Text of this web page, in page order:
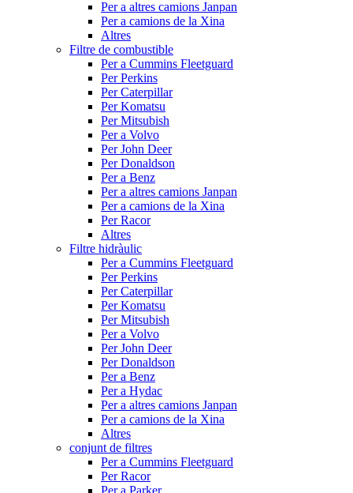
Per a altres camions Janpan
Per a camions de la Xina
Altres
Filtre de combustible
Per a Cummins Fleetguard
Per Perkins
Per Caterpillar
Per Komatsu
Per Mitsubish
Per a Volvo
Per John Deer
Per Donaldson
Per a Benz
Per a altres camions Janpan
Per a camions de la Xina
Per Racor
Altres
Filtre hidràulic
Per a Cummins Fleetguard
Per Perkins
Per Caterpillar
Per Komatsu
Per Mitsubish
Per a Volvo
Per John Deer
Per Donaldson
Per a Benz
Per a Hydac
Per a altres camions Janpan
Per a camions de la Xina
Altres
conjunt de filtres
Per a Cummins Fleetguard
Per Racor
Per a Parker